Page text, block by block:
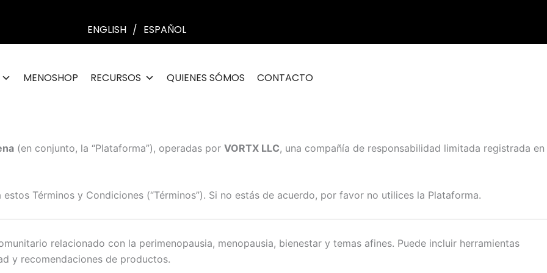
ENGLISH / ESPAÑOL
MENOSHOP RECURSOS QUIENES SÓMOS CONTACTO
(en conjunto, la “Plataforma”), operadas por VORTX LLC, una compañía de responsabilidad limitada registrada en
Términos y Condiciones (“Términos”). Si no estás de acuerdo, por favor no utilices la Plataforma.
relacionado con la perimenopausia, menopausia, bienestar y temas afines. Puede incluir herramientas
y recomendaciones de productos.